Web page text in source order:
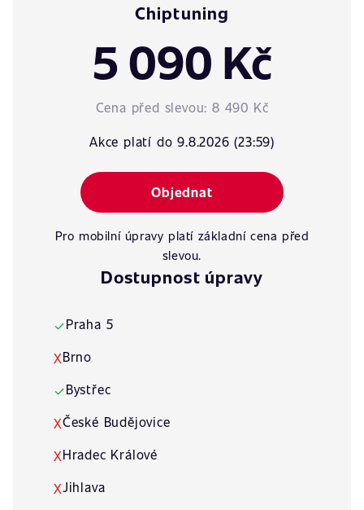
Chiptuning
5 090 Kč
Cena před slevou: 8 490 Kč
Akce platí do 9.8.2026 (23:59)
Objednat
Pro mobilní úpravy platí základní cena před
slevou.
Dostupnost úpravy
✓Praha 5
XBrno
✓Bystřec
XČeské Budějovice
XHradec Králové
XJihlava